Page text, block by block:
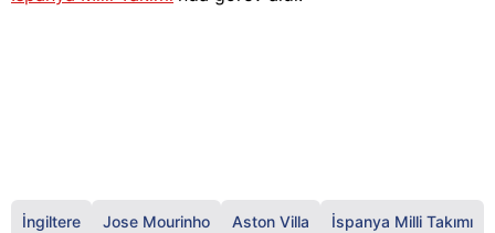
İngiltere Jose Mourinho Aston Villa İspanya Milli Takımı